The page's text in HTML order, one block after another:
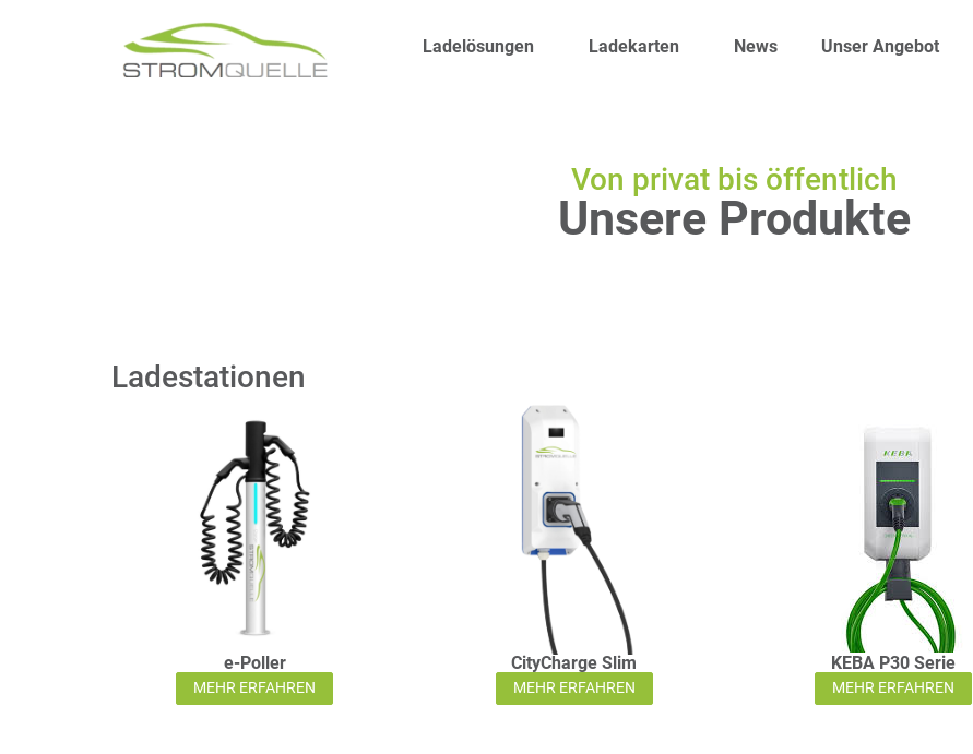
Ladelösungen Ladekarten News Unser Angebot
Von privat bis öffentlich
Unsere Produkte
Ladestationen
e-Poller
MEHR ERFAHREN
CityCharge Slim
MEHR ERFAHREN
KEBA P30 Serie
MEHR ERFAHREN